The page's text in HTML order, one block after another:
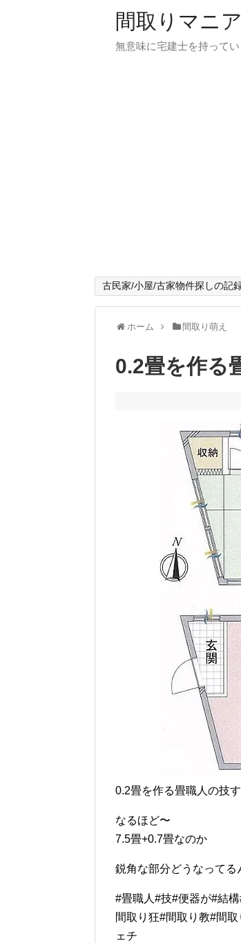
間取りマニ
無意味に宅建士を持って
古民家/小屋/古家物件探しの記
ホーム 間取り萌え
0.2畳を作る
0.2畳を作る畳職人の技
なるほど〜
7.5畳+0.7畳なのか
鋭角な部分どうなってる
#畳職人#技#便器が#結
間取り狂#間取り教#間
ェチ